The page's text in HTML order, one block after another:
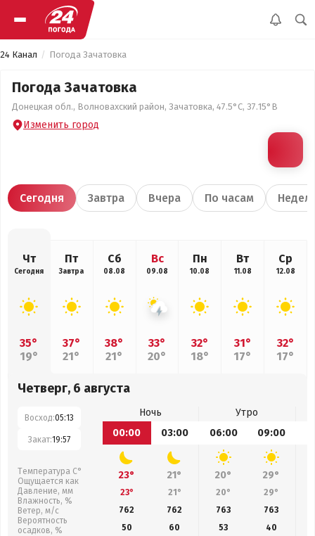
24 Канал Погода Зачатовка
Погода Зачатовка
Донецкая обл., Волновахский район, Зачатовка, 47.5°С, 37.15°В
Изменить город
Сегодня Завтра Вчера По часам
Чт
Сегодня
35°
19°
Пт
Завтра
37°
21°
Сб
08.08
38°
21°
Вс
09.08
33°
20°
Пн
10.08
32°
18°
Вт
11.08
31°
17°
Ср
12.08
32°
17°
Четверг, 6 августа
Восход:05:13
Закат:19:57
Температура С°
Ощущается как
Давление, мм
Влажность, %
Ветер, м/с
Вероятность
осадков, %
Ночь
Утро
00:00
03:00 06:00 09:00
23° 21° 20° 29°
23° 21° 20° 29°
762
762 763 763
50
60 53 40